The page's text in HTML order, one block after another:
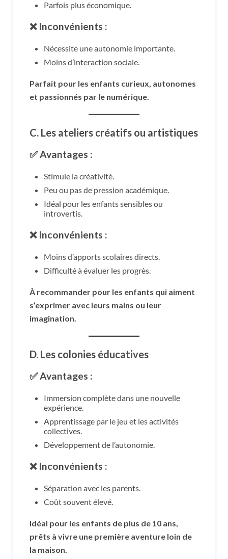
Parfois plus économique.
❌ Inconvénients :
Nécessite une autonomie importante.
Moins d’interaction sociale.
Parfait pour les enfants curieux, autonomes
et passionnés par le numérique.
C. Les ateliers créatifs ou artistiques
✅ Avantages :
Stimule la créativité.
Peu ou pas de pression académique.
Idéal pour les enfants sensibles ou
introvertis.
❌ Inconvénients :
Moins d’apports scolaires directs.
Difficulté à évaluer les progrès.
À recommander pour les enfants qui aiment
s’exprimer avec leurs mains ou leur
imagination.
D. Les colonies éducatives
✅ Avantages :
Immersion complète dans une nouvelle
expérience.
Apprentissage par le jeu et les activités
collectives.
Développement de l’autonomie.
❌ Inconvénients :
Séparation avec les parents.
Coût souvent élevé.
Idéal pour les enfants de plus de 10 ans,
prêts à vivre une première aventure loin de
la maison.